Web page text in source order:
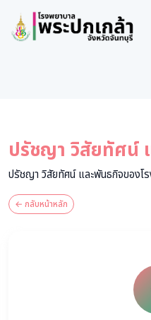
ปรัชญา วิสัยทัศน์
ปรัชญา วิสัยทัศน์ และพันธกิจของโร
← กลับหน้าหลัก